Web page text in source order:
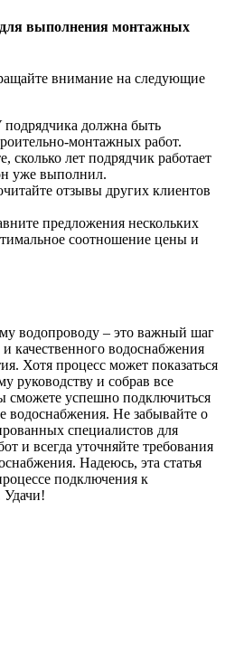
выполнения монтажных
внимание на следующие
должна быть
монтажных работ.
лет подрядчик работает
уже выполнил.
отзывы других клиентов
предложения нескольких
соотношение цены и
водопроводу – это важный шаг
качественного водоснабжения
Хотя процесс может показаться
руководству и собрав все
сможете успешно подключиться
водоснабжения. Не забывайте о
специалистов для
и всегда уточняйте требования
Надеюсь, эта статья
подключения к
Удачи!